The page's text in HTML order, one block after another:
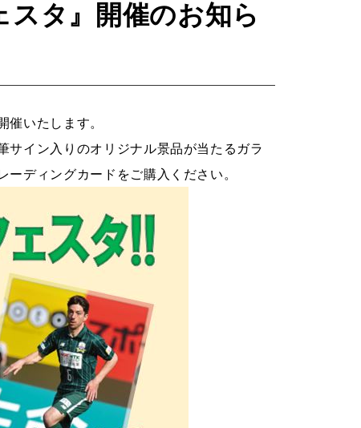
スタ』開催のお知ら
催いたします。
サイン入りのオリジナル景品が当たるガラ
ディングカードをご購入ください。